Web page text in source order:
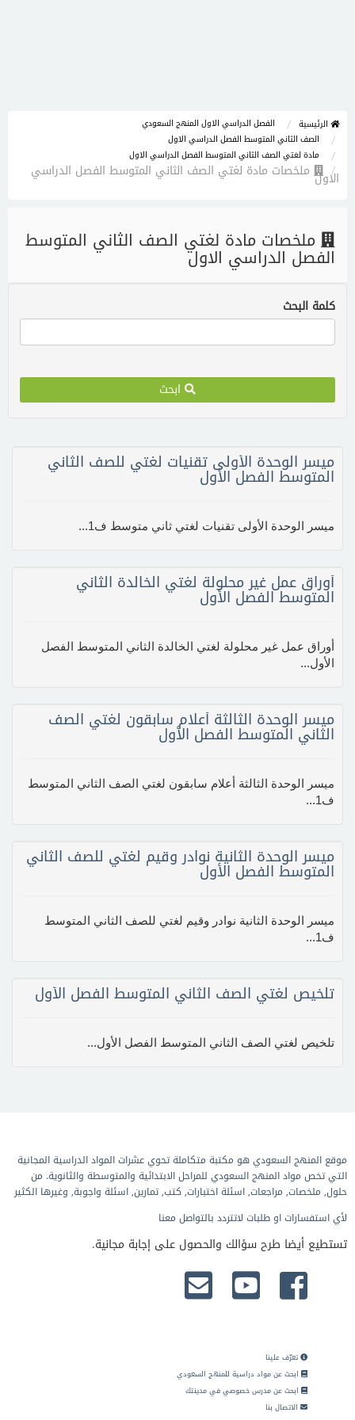
الرئيسية
الفصل الدراسي الاول المنهج السعودي
الصف الثاني المتوسط الفصل الدراسي الاول
مادة لغتي الصف الثاني المتوسط الفصل الدراسي الاول
ملخصات مادة لغتي الصف الثاني المتوسط الفصل الدراسي الاول
ملخصات مادة لغتي الصف الثاني المتوسط
الفصل الدراسي الاول
كلمة البحث
ابحث
ميسر الوحدة الأولى تقنيات لغتي للصف الثاني
المتوسط الفصل الأول
ميسر الوحدة الأولى تقنيات لغتي ثاني متوسط ف1...
أوراق عمل غير محلولة لغتي الخالدة الثاني
المتوسط الفصل الأول
أوراق عمل غير محلولة لغتي الخالدة الثاني المتوسط الفصل
الأول...
ميسر الوحدة الثالثة أعلام سابقون لغتي الصف
الثاني المتوسط الفصل الأول
ميسر الوحدة الثالثة أعلام سابقون لغتي الصف الثاني المتوسط
ف1...
ميسر الوحدة الثانية نوادر وقيم لغتي للصف الثاني
المتوسط الفصل الأول
ميسر الوحدة الثانية نوادر وقيم لغتي للصف الثاني المتوسط
ف1...
تلخيص لغتي الصف الثاني المتوسط الفصل الأول
تلخيص لغتي الصف الثاني المتوسط الفصل الأول...
موقع المنهج السعودي هو مكتبة متكاملة تحوي عشرات المواد الدراسية المجانية
التي تخص مواد المنهج السعودي للمراحل الابتدائية والمتوسطة والثانوية. من
حلول, ملخصات, مراجعات, اسئلة اختبارات, كتب, تمارين, اسئلة واجوبة, وغيرها الكثير
لأي استفسارات او طلبات لاتتردد بالتواصل معنا
تستطيع أيضا طرح سؤالك والحصول على إجابة مجانية.
تعرّف علينا
ابحث عن مواد دراسية للمنهج السعودي
ابحث عن مدرس خصوصي في مدينتك
الاتصال بنا